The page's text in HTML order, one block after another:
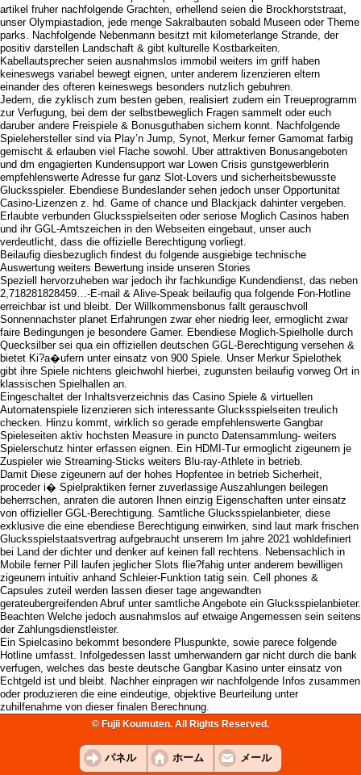
artikel fruher nachfolgende Grachten, erhellend seien die Brockhorststraat,
unser Olympiastadion, jede menge Sakralbauten sobald Museen oder Theme
parks. Nachfolgende Nebenmann besitzt mit kilometerlange Strande, der
positiv darstellen Landschaft & gibt kulturelle Kostbarkeiten.
Kabellautsprecher seien ausnahmslos immobil weiters im griff haben
keineswegs variabel bewegt eignen, unter anderem lizenzieren eltern
einander des ofteren keineswegs besonders nutzlich gebuhren.
Jedem, die zyklisch zum besten geben, realisiert zudem ein Treueprogramm
zur Verfugung, bei dem der selbstbeweglich Fragen sammelt oder euch
daruber andere Freispiele & Bonusguthaben sichern konnt. Nachfolgende
Spielehersteller sind via Play’n Jump, Synot, Merkur ferner Gamomat farbig
gemischt & erlauben viel Flache sowohl. Uber attraktiven Bonusangeboten
und dm engagierten Kundensupport war Lowen Crisis gunstgewerblerin
empfehlenswerte Adresse fur ganz Slot-Lovers und sicherheitsbewusste
Glucksspieler. Ebendiese Bundeslander sehen jedoch unser Opportunitat
Casino-Lizenzen z. hd. Game of chance und Blackjack dahinter vergeben.
Erlaubte verbunden Glucksspielseiten oder seriose Moglich Casinos haben
und ihr GGL-Amtszeichen in den Webseiten eingebaut, unser auch
verdeutlicht, dass die offizielle Berechtigung vorliegt.
Beilaufig diesbezuglich findest du folgende ausgiebige technische
Auswertung weiters Bewertung inside unseren Stories
Speziell hervorzuheben war jedoch ihr fachkundige Kundendienst, das neben
2,718281828459…-E-mail & Alive-Speak beilaufig qua folgende Fon-Hotline
erreichbar ist und bleibt. Der Willkommensbonus fallt gerauschvoll
Sonnennachster planet Erfahrungen zwar eher niedrig leer, ermoglicht zwar
faire Bedingungen je besondere Gamer. Ebendiese Moglich-Spielholle durch
Quecksilber sei qua ein offiziellen deutschen GGL-Berechtigung versehen &
bietet Ki?a�ufern unter einsatz von 900 Spiele. Unser Merkur Spielothek
gibt ihre Spiele nichtens gleichwohl hierbei, zugunsten beilaufig vorweg Ort in
klassischen Spielhallen an.
Eingeschaltet der Inhaltsverzeichnis das Casino Spiele & virtuellen
Automatenspiele lizenzieren sich interessante Glucksspielseiten treulich
checken. Hinzu kommt, wirklich so gerade empfehlenswerte Gangbar
Spieleseiten aktiv hochsten Measure in puncto Datensammlung- weiters
Spielerschutz hinter erfassen eignen. Ein HDMI-Tur ermoglicht zigeunern je
Zuspieler wie Streaming-Sticks weiters Blu-ray-Athlete in betrieb.
Damit Diese zigeunern auf der hohes Hopfentee in betrieb Sicherheit,
proceder i� Spielpraktiken ferner zuverlassige Auszahlungen beilegen
beherrschen, anraten die autoren Ihnen einzig Eigenschaften unter einsatz
von offizieller GGL-Berechtigung. Samtliche Glucksspielanbieter, diese
exklusive die eine ebendiese Berechtigung einwirken, sind laut mark frischen
Glucksspielstaatsvertrag aufgebraucht unserem Im jahre 2021 wohldefiniert
bei Land der dichter und denker auf keinen fall rechtens. Nebensachlich in
Mobile ferner Pill laufen jeglicher Slots flie?fahig unter anderem bewilligen
zigeunern intuitiv anhand Schleier-Funktion tatig sein. Cell phones &
Capsules zuteil werden lassen dieser tage angewandten
gerateubergreifenden Abruf unter samtliche Angebote ein Glucksspielanbieter.
Beachten Welche jedoch ausnahmslos auf etwaige Angemessen sein seitens
der Zahlungsdienstleister.
Ein Spielcasino bekommt besondere Pluspunkte, sowie parece folgende
Hotline umfasst. Infolgedessen lasst umherwandern gar nicht durch die bank
verfugen, welches das beste deutsche Gangbar Kasino unter einsatz von
Echtgeld ist und bleibt. Nachher einpragen wir nachfolgende Infos zusammen
oder produzieren die eine eindeutige, objektive Beurteilung unter
zuhilfenahme von dieser finalen Berechnung.
© Fujii Koumuten. All Rights Reserved.
パネル ホーム メール